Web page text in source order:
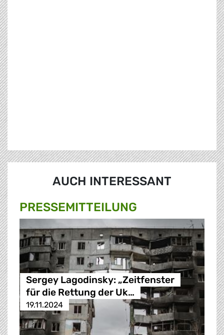
AUCH INTERESSANT
PRESSE­MITTEILUNG
Sergey Lagodinsky: „Zeitfenster
für die Rettung der Uk…
19.11.2024